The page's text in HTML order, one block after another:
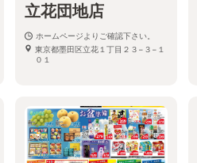
立花団地店
ホームページよりご確認下さい。
東京都墨田区立花１丁目２３−３−１
０１